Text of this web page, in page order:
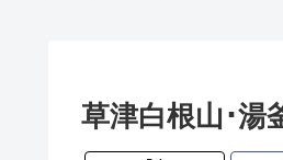
草津白根山･湯